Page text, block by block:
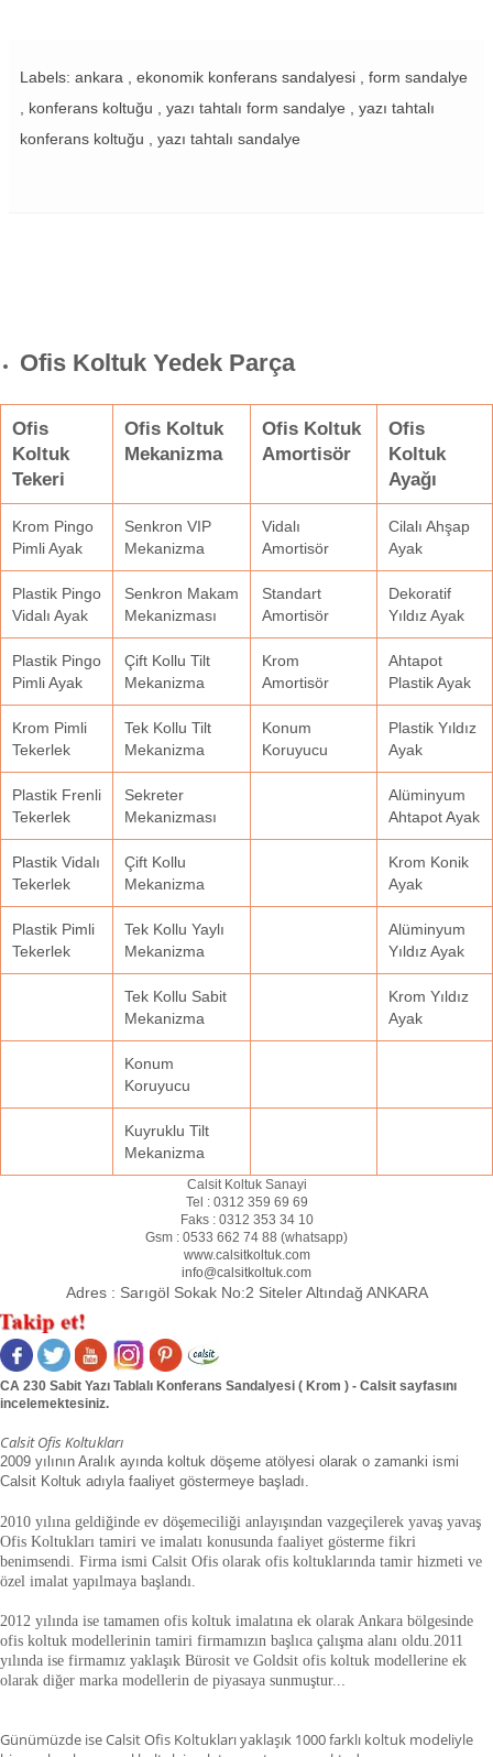
Labels: ankara , ekonomik konferans sandalyesi , form sandalye
, konferans koltuğu , yazı tahtalı form sandalye , yazı tahtalı
konferans koltuğu , yazı tahtalı sandalye
Ofis Koltuk Yedek Parça
Ofis
Koltuk
Tekeri
Ofis Koltuk
Mekanizma
Ofis Koltuk
Amortisör
Ofis
Koltuk
Ayağı
Krom Pingo
Pimli Ayak
Senkron VIP
Mekanizma
Vidalı
Amortisör
Cilalı Ahşap
Ayak
Plastik Pingo
Vidalı Ayak
Senkron Makam
Mekanizması
Standart
Amortisör
Dekoratif
Yıldız Ayak
Plastik Pingo
Pimli Ayak
Çift Kollu Tilt
Mekanizma
Krom
Amortisör
Ahtapot
Plastik Ayak
Krom Pimli
Tekerlek
Tek Kollu Tilt
Mekanizma
Konum
Koruyucu
Plastik Yıldız
Ayak
Plastik Frenli
Tekerlek
Sekreter
Mekanizması
Alüminyum
Ahtapot Ayak
Plastik Vidalı
Tekerlek
Çift Kollu
Mekanizma
Krom Konik
Ayak
Plastik Pimli
Tekerlek
Tek Kollu Yaylı
Mekanizma
Alüminyum
Yıldız Ayak
Tek Kollu Sabit
Mekanizma
Krom Yıldız
Ayak
Konum
Koruyucu
Kuyruklu Tilt
Mekanizma
Calsit Koltuk Sanayi
Tel : 0312 359 69 69
Faks : 0312 353 34 10
Gsm : 0533 662 74 88 (whatsapp)
www.calsitkoltuk.com
info@calsitkoltuk.com
Adres : Sarıgöl Sokak No:2 Siteler Altındağ ANKARA
CA 230 Sabit Yazı Tablalı Konferans Sandalyesi ( Krom ) - Calsit sayfasını
incelemektesiniz.
Calsit Ofis Koltukları
2009 yılının Aralık ayında koltuk döşeme atölyesi olarak o zamanki ismi
Calsit Koltuk adıyla faaliyet göstermeye başladı.
2010 yılına geldiğinde ev döşemeciliği anlayışından vazgeçilerek yavaş yavaş
Ofis Koltukları tamiri ve imalatı konusunda faaliyet gösterme fikri
benimsendi. Firma ismi Calsit Ofis olarak ofis koltuklarında tamir hizmeti ve
özel imalat yapılmaya başlandı.
2012 yılında ise tamamen ofis koltuk imalatına ek olarak Ankara bölgesinde
ofis koltuk modellerinin tamiri firmamızın başlıca çalışma alanı oldu. 2011
yılında ise firmamız yaklaşık Bürosit ve Goldsit ofis koltuk modellerine ek
olarak diğer marka modellerin de piyasaya sunmuştur.
Günümüzde ise Calsit Ofis Koltukları yaklaşık 1000 farklı koltuk modeliyle